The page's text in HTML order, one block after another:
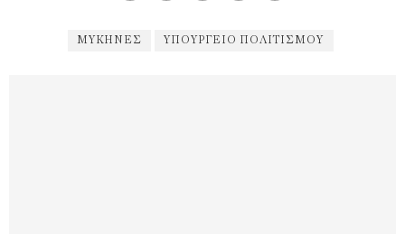
ΜΥΚΗΝΕΣ ΥΠΟΥΡΓΕΊΟ ΠΟΛΙΤΙΣΜΟΎ